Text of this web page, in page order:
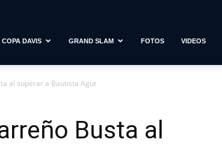
COPA DAVIS GRAND SLAM FOTOS VIDEOS
al superar a Bautista Agut
Busta al